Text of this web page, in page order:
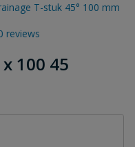
T-stuk 45° 100 mm
reviews
100 45